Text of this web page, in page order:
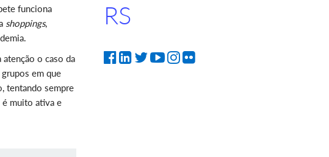
funciona
shoppings,
atenção o caso da
em que
tentando sempre
é muito ativa e
RS